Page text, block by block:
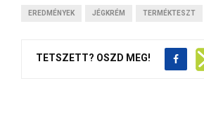
EREDMÉNYEK JÉGKRÉM TERMÉKTESZT
TETSZETT? OSZD MEG!